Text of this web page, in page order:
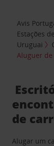
Avis
Estações
Uruguai
Aluguer
de
Alugar um